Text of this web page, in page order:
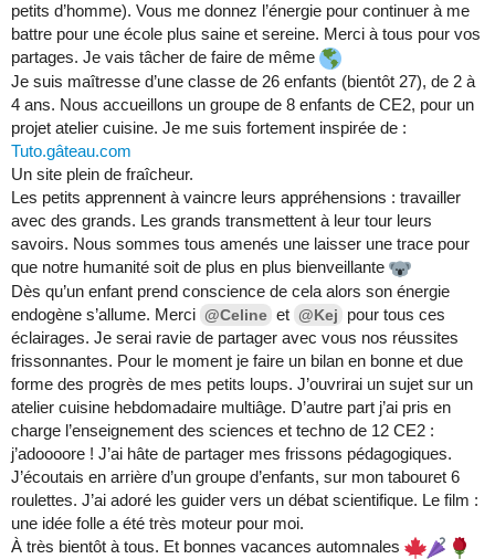
petits d’homme). Vous me donnez l’énergie pour continuer à me
battre pour une école plus saine et sereine. Merci à tous pour vos
partages. Je vais tâcher de faire de même
Je suis maîtresse d’une classe de 26 enfants (bientôt 27), de 2 à
4 ans. Nous accueillons un groupe de 8 enfants de CE2, pour un
projet atelier cuisine. Je me suis fortement inspirée de :
Tuto.gâteau.com
Un site plein de fraîcheur.
Les petits apprennent à vaincre leurs appréhensions : travailler
avec des grands. Les grands transmettent à leur tour leurs
savoirs. Nous sommes tous amenés une laisser une trace pour
que notre humanité soit de plus en plus bienveillante
Dès qu’un enfant prend conscience de cela alors son énergie
endogène s’allume. Merci @Celine et @Kej
pour tous ces
éclairages. Je serai ravie de partager avec vous nos réussites
frissonnantes. Pour le moment je faire un bilan en bonne et due
forme des progrès de mes petits loups. J’ouvrirai un sujet sur un
atelier cuisine hebdomadaire multiâge. D’autre part j’ai pris en
charge l’enseignement des sciences et techno de 12 CE2 :
j’adoooore ! J’ai hâte de partager mes frissons pédagogiques.
J’écoutais en arrière d’un groupe d’enfants, sur mon tabouret 6
roulettes. J’ai adoré les guider vers un débat scientifique. Le film :
une idée folle a été très moteur pour moi.
À très bientôt à tous. Et bonnes vacances automnales